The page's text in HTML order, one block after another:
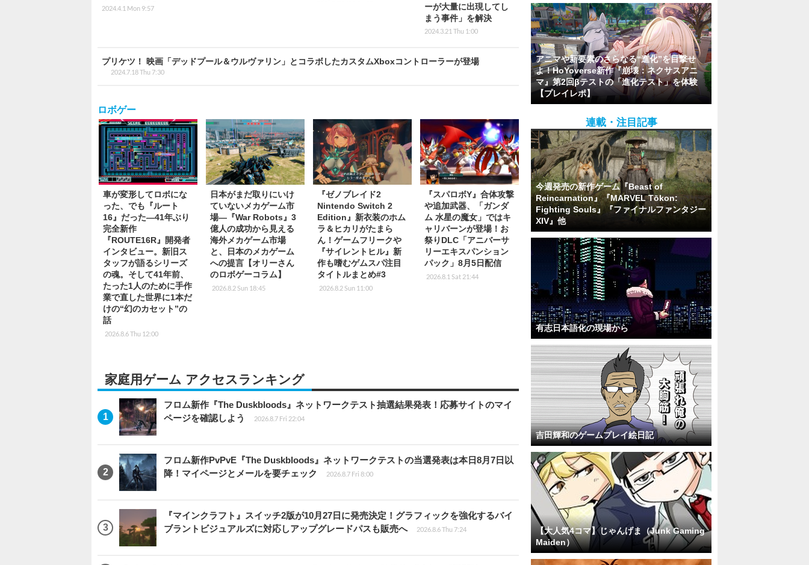
2024.4.1 Mon 9:57
ーが大量に出現してし
まう事件」を解決
2024.3.21 Thu 1:00
プリケツ！ 映画「デッドプール＆ウルヴァリン」とコラボしたカスタムXboxコントローラーが登場
2024.7.18 Thu 7:30
ロボゲー
車が変形してロボにな
った、でも『ルート
16』だった―41年ぶり
完全新作
『ROUTE16R』開発者
インタビュー。新旧ス
タッフが語るシリーズ
の魂。そして41年前、
たった1人のために手作
業で直した世界に1本だ
けの“幻のカセット”の
話
2026.8.6 Thu 12:00
日本がまだ取りにいけ
ていないメカゲーム市
場―『War Robots』3
億人の成功から見える
海外メカゲーム市場
と、日本のメカゲーム
への提言【オリーさん
のロボゲーコラム】
2026.8.2 Sun 18:45
『ゼノブレイド2
Nintendo Switch 2
Edition』新衣装のホム
ラ＆ヒカリがたまら
ん！ゲームフリークや
『サイレントヒル』新
作も嗜むゲムスパ注目
タイトルまとめ#3
2026.8.2 Sun 11:00
『スパロボY』合体攻撃
や追加武器、「ガンダ
ム 水星の魔女」ではキ
ャリバーンが登場！お
祭りDLC「アニバーサ
リーエキスパンション
パック」8月5日配信
2026.8.1 Sat 21:44
家庭用ゲーム アクセスランキング
フロム新作『The Duskbloods』ネットワークテスト抽選結果発表！応募サイトのマイ
ページを確認しよう
2026.8.7 Fri 22:04
フロム新作PvPvE『The Duskbloods』ネットワークテストの当選発表は本日8月7日以
降！マイページとメールを要チェック
2026.8.7 Fri 8:00
『マインクラフト』スイッチ2版が10月27日に発売決定！グラフィックを強化するバイ
ブラントビジュアルズに対応しアップグレードパスも販売へ
2026.8.6 Thu 7:24
アニマや新要素のさらなる“進化”を目撃せ
よ！HoYoverse新作『崩壊：ネクサスアニ
マ』第2回βテストの「進化テスト」を体験
【プレイレポ】
連載・注目記事
今週発売の新作ゲーム『Beast of
Reincarnation』『MARVEL Tōkon:
Fighting Souls』『ファイナルファンタジー
XIV』他
有志日本語化の現場から
吉田輝和のゲームプレイ絵日記
【大人気4コマ】じゃんげま（Junk Gaming
Maiden）